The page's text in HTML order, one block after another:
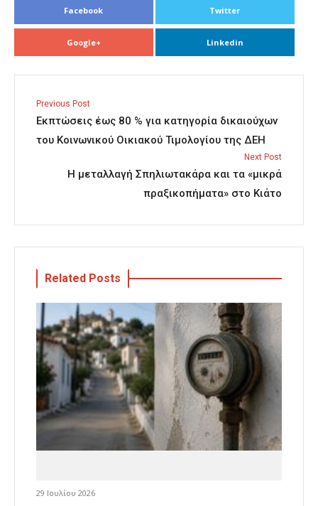
Facebook Twitter
Google+ Linkedin
Previous Post
Εκπτώσεις έως 80 % για κατηγορία δικαιούχων
του Κοινωνικού Οικιακού Τιμολογίου της ΔΕΗ
Next Post
Η μεταλλαγή Σπηλιωτακάρα και τα «μικρά
πραξικοπήματα» στο Κιάτο
Related Posts
29 Ιουλίου 2026